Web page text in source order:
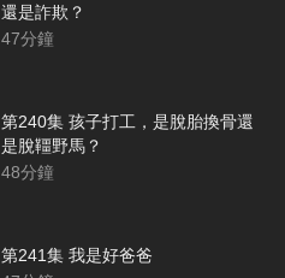
還是詐欺？
47分鐘
第240集 孩子打工，是脫胎換骨還
是脫韁野馬？
48分鐘
第241集 我是好爸爸